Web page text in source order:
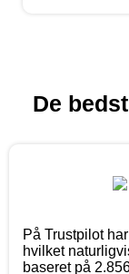
De
På Trustpilot
hvilket
baseret på